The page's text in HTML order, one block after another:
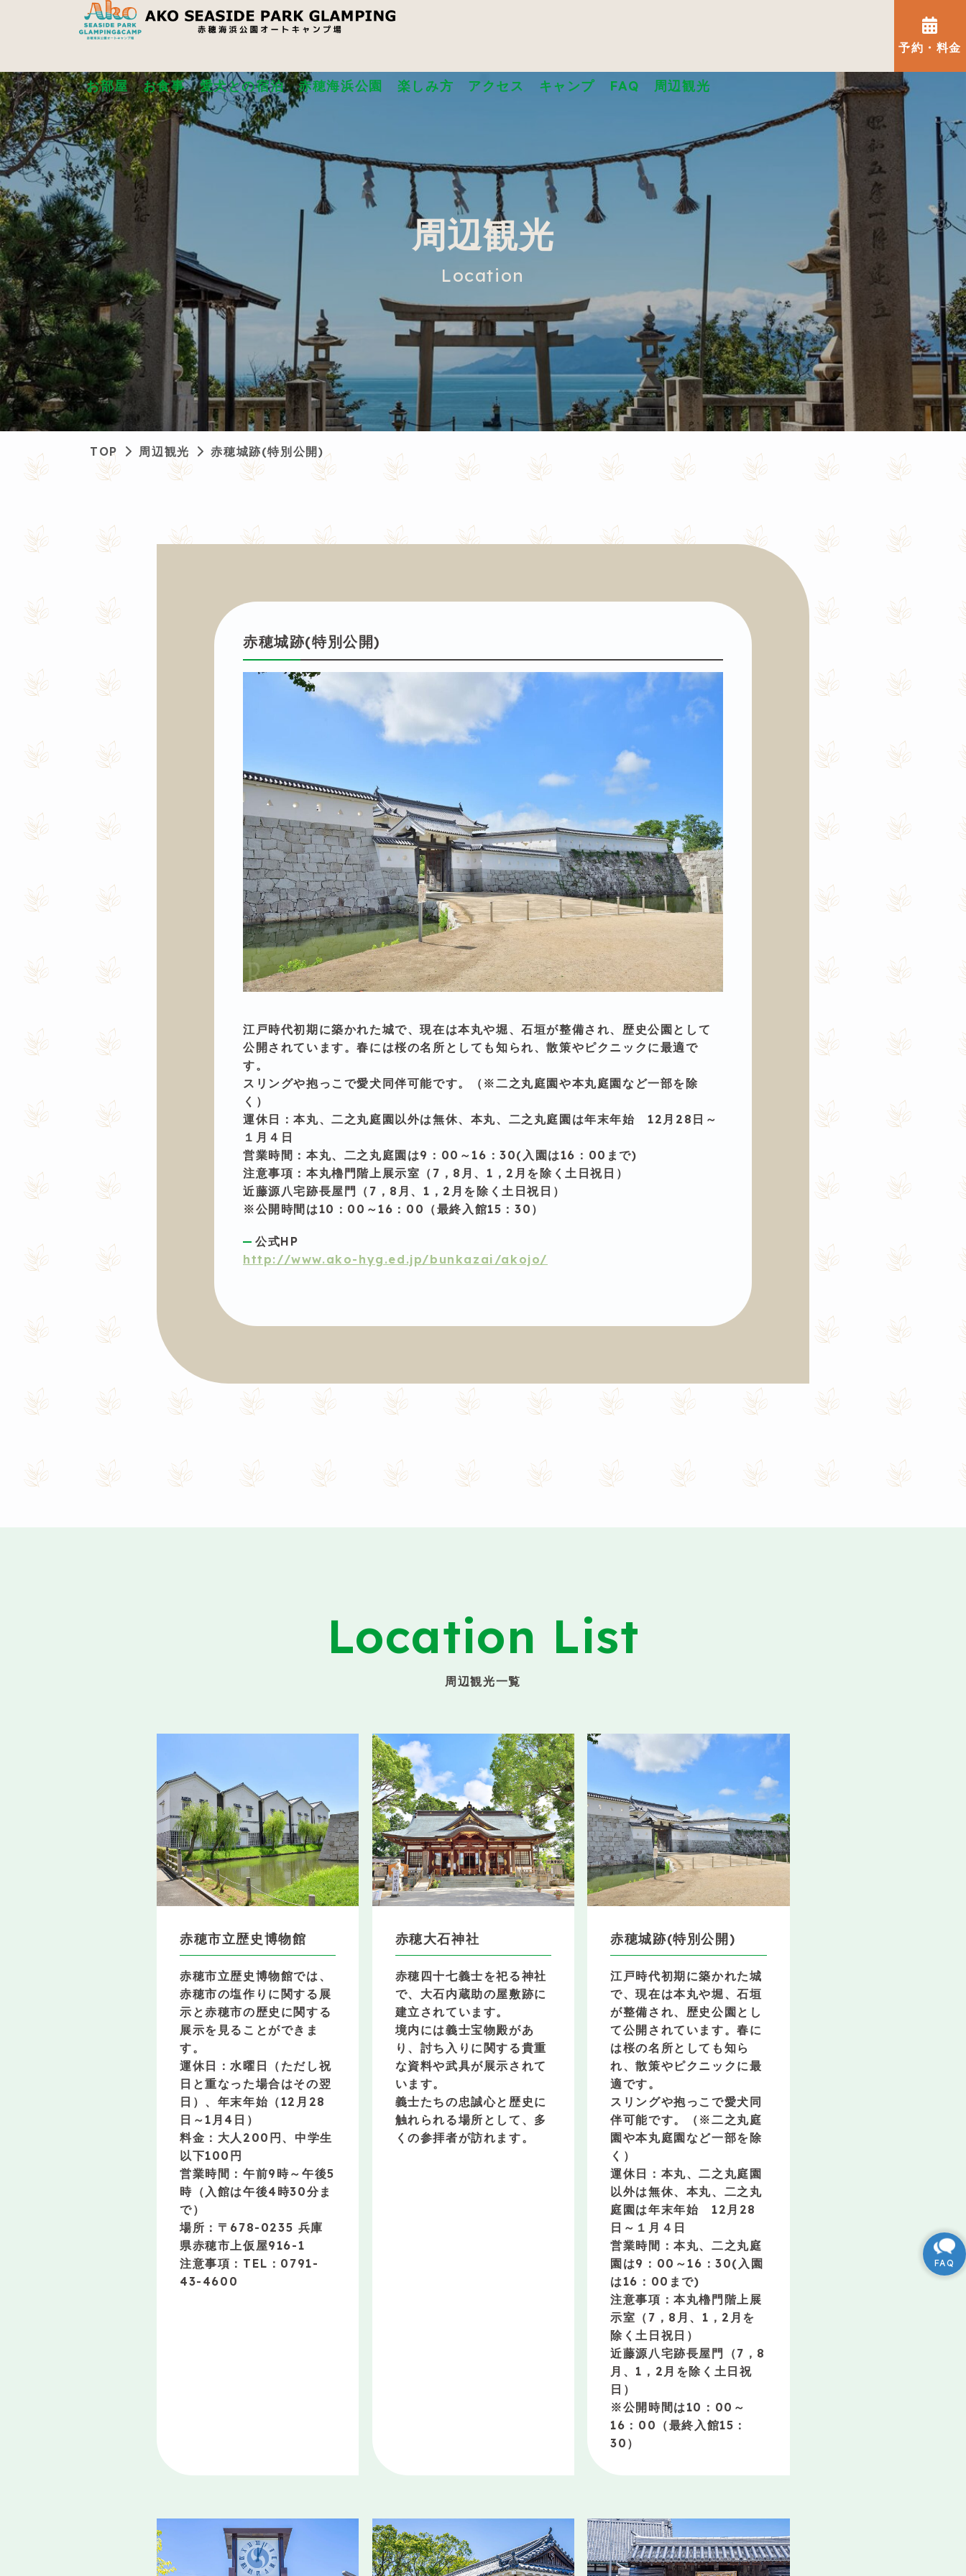
お部屋 お食事 愛犬との宿泊 赤穂海浜公園 楽しみ方 アクセス キャンプ FAQ 周辺観光
予約・料金
周辺観光
Location
TOP 周辺観光 赤穂城跡(特別公開)
赤穂城跡(特別公開)
江戸時代初期に築かれた城で、現在は本丸や堀、石垣が整備され、歴史公園として
公開されています。春には桜の名所としても知られ、散策やピクニックに最適で
す。
スリングや抱っこで愛犬同伴可能です。（※二之丸庭園や本丸庭園など一部を除
く）
運休日：本丸、二之丸庭園以外は無休、本丸、二之丸庭園は年末年始 12月28日～
１月４日
営業時間：本丸、二之丸庭園は9：00～16：30(入園は16：00まで)
注意事項：本丸櫓門階上展示室（7，8月、1，2月を除く土日祝日）
近藤源八宅跡長屋門（7，8月、1，2月を除く土日祝日）
※公開時間は10：00～16：00（最終入館15：30）
公式HP
http://www.ako-hyg.ed.jp/bunkazai/akojo/
Location List
周辺観光一覧
赤穂市立歴史博物館
赤穂市立歴史博物館では、
赤穂市の塩作りに関する展
示と赤穂市の歴史に関する
展示を見ることができま
す。
運休日：水曜日（ただし祝
日と重なった場合はその翌
日）、年末年始（12月28
日～1月4日）
料金：大人200円、中学生
以下100円
営業時間：午前9時～午後5
時（入館は午後4時30分ま
で）
場所：〒678-0235 兵庫
県赤穂市上仮屋916-1
注意事項：TEL：0791-
43-4600
赤穂大石神社
赤穂四十七義士を祀る神社
で、大石内蔵助の屋敷跡に
建立されています。
境内には義士宝物殿があ
り、討ち入りに関する貴重
な資料や武具が展示されて
います。
義士たちの忠誠心と歴史に
触れられる場所として、多
くの参拝者が訪れます。
赤穂城跡(特別公開)
江戸時代初期に築かれた城
で、現在は本丸や堀、石垣
が整備され、歴史公園とし
て公開されています。春に
は桜の名所としても知ら
れ、散策やピクニックに最
適です。
スリングや抱っこで愛犬同
伴可能です。（※二之丸庭
園や本丸庭園など一部を除
く）
運休日：本丸、二之丸庭園
以外は無休、本丸、二之丸
庭園は年末年始 12月28
日～１月４日
営業時間：本丸、二之丸庭
園は9：00～16：30(入園
は16：00まで)
注意事項：本丸櫓門階上展
示室（7，8月、1，2月を
除く土日祝日）
近藤源八宅跡長屋門（7，8
月、1，2月を除く土日祝
日）
※公開時間は10：00～
16：00（最終入館15：
30）